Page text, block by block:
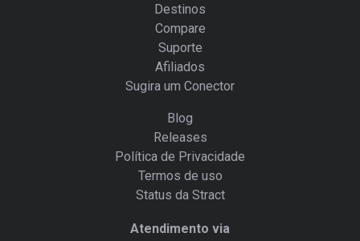
Destinos
Compare
Suporte
Afiliados
Sugira um Conector
Blog
Releases
Política de Privacidade
Termos de uso
Status da Stract
Atendimento via